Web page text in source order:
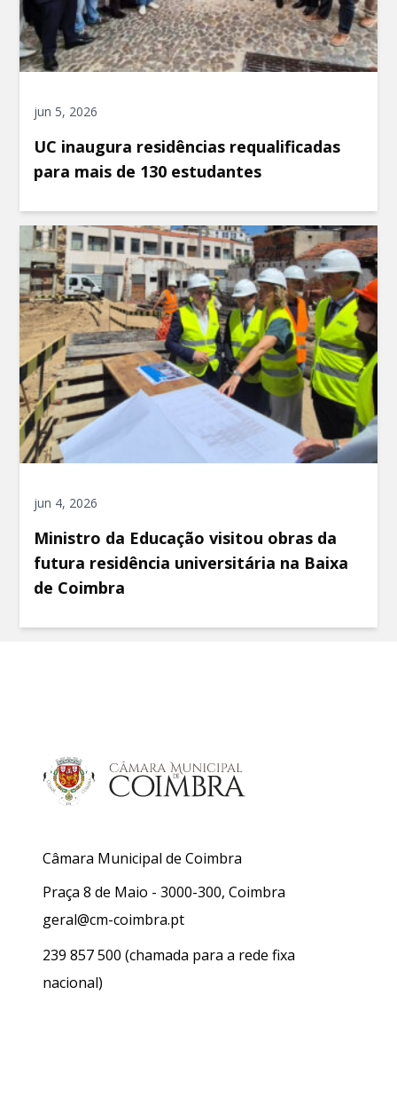
jun 5, 2026
UC inaugura residências requalificadas
para mais de 130 estudantes
jun 4, 2026
Ministro da Educação visitou obras da
futura residência universitária na Baixa
de Coimbra
Câmara Municipal de Coimbra
Praça 8 de Maio - 3000-300, Coimbra
geral@cm-coimbra.pt
239 857 500 (chamada para a rede fixa
nacional)